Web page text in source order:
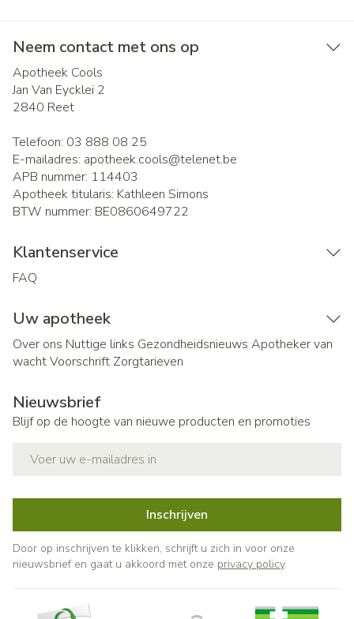
Neem contact met ons op
Apotheek Cools
Jan Van Eycklei 2
2840 Reet
Telefoon: 03 888 08 25
E-mailadres: apotheek.cools@telenet.be
APB nummer: 114403
Apotheek titularis: Kathleen Simons
BTW nummer: BE0860649722
Klantenservice
FAQ
Uw apotheek
Over ons Nuttige links Gezondheidsnieuws Apotheker van
wachtVoorschrift Zorgtarieven
Nieuwsbrief
Blijf op de hoogte van nieuwe producten en promoties
Inschrijven
Door op inschrijven te klikken, schrijft u zich in voor onze
nieuwsbrief en gaat u akkoord met onze privacy policy.